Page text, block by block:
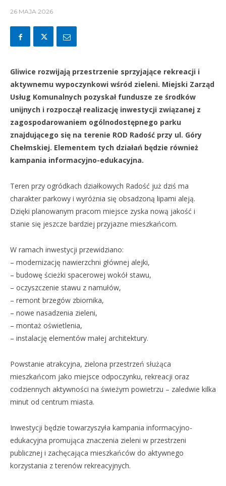
26 MAJA 2026
Gliwice rozwijają przestrzenie sprzyjające rekreacji i
aktywnemu wypoczynkowi wśród zieleni. Miejski Zarząd
Usług Komunalnych pozyskał fundusze ze środków
unijnych i rozpoczął realizację inwestycji związanej z
zagospodarowaniem ogólnodostępnego parku
znajdującego się na terenie ROD Radość przy ul. Góry
Chełmskiej. Elementem tych działań będzie również
kampania informacyjno-edukacyjna.
Teren przy ogródkach działkowych Radość już dziś ma
charakter parkowy i wyróżnia się obsadzoną lipami aleją.
Dzięki planowanym pracom miejsce zyska nową jakość i
stanie się jeszcze bardziej przyjazne mieszkańcom.
W ramach inwestycji przewidziano:
– modernizację nawierzchni głównej alejki,
– budowę ścieżki spacerowej wokół stawu,
– oczyszczenie stawu z namułów,
– remont brzegów zbiornika,
– nowe nasadzenia zieleni,
– montaż oświetlenia,
– instalację elementów małej architektury.
Powstanie atrakcyjna, zielona przestrzeń służąca
mieszkańcom jako miejsce odpoczynku, rekreacji oraz
codziennych aktywności na świeżym powietrzu – zaledwie kilka
minut od centrum miasta.
Inwestycji będzie towarzyszyła kampania informacyjno-
edukacyjna promująca znaczenia zieleni w przestrzeni
publicznej i zachęcająca mieszkańców do aktywnego
korzystania z terenów rekreacyjnych.